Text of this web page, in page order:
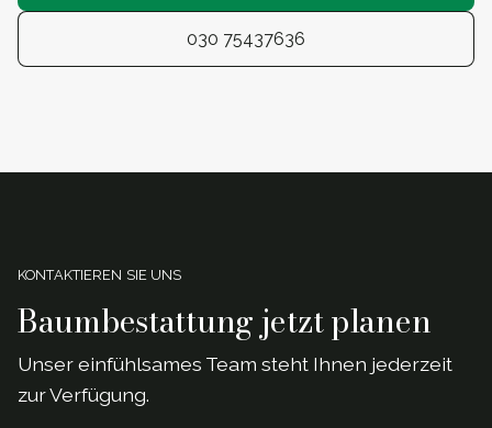
030 75437636
KONTAKTIEREN SIE UNS
Baumbestattung jetzt planen
Unser einfühlsames Team steht Ihnen jederzeit
zur Verfügung.